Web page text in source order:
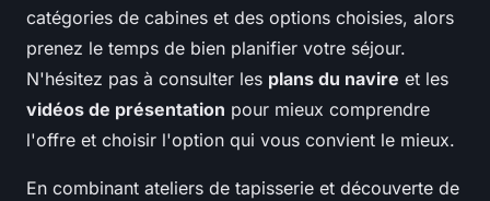
catégories de cabines et des options choisies, alors
prenez le temps de bien planifier votre séjour.
N'hésitez pas à consulter les plans du navire et les
vidéos de présentation pour mieux comprendre
l'offre et choisir l'option qui vous convient le mieux.
En combinant ateliers de tapisserie et découverte de